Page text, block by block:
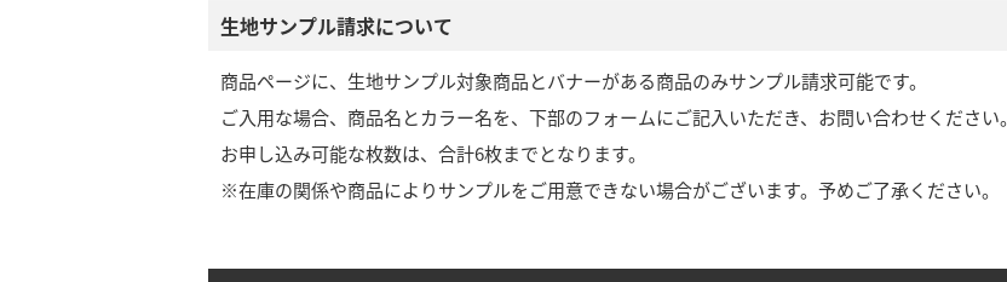
生地サンプル請求について
商品ページに、生地サンプル対象商品とバナーがある商品のみサンプル請求可能です。
ご入用な場合、商品名とカラー名を、下部のフォームにご記入いただき、お問い合わせください。
お申し込み可能な枚数は、合計6枚までとなります。
※在庫の関係や商品によりサンプルをご用意できない場合がございます。予めご了承ください。